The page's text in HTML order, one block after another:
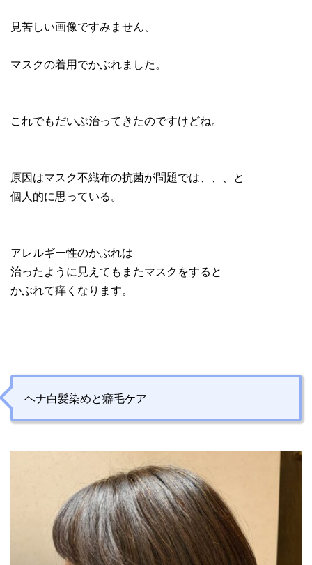
見苦しい画像ですみません、
マスクの着用でかぶれました。
これでもだいぶ治ってきたのですけどね。
原因はマスク不織布の抗菌が問題では、、、と
個人的に思っている。
アレルギー性のかぶれは
治ったように見えてもまたマスクをすると
かぶれて痒くなります。
ヘナ白髪染めと癖毛ケア